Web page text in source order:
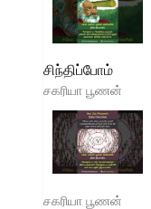
சிந்திப்போம்
சகரியா பூணன்
சகரியா பூணன்